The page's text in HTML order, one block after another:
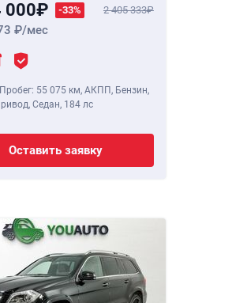
000 -33% 2 405 333
/мес
Пробег: 55 075 км, АКПП, Бензин,
Седан, 184 лс
Оставить заявку